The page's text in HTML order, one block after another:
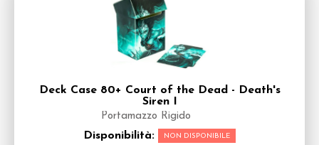
Deck Case 80+ Court of the Dead - Death's
Siren I
Portamazzo Rigido
Disponibilità: NON DISPONIBILE